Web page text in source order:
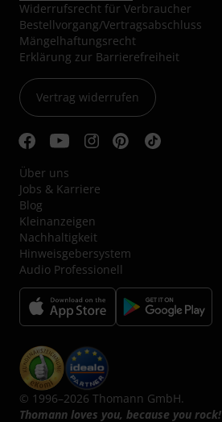
Widerrufsrecht für Verbraucher
Bestellvorgang/Vertragsabschluss
Mängelhaftungsrecht
Erklärung zur Barrierefreiheit
Vertrag widerrufen
Über uns
Jobs & Karriere
Blog
Kleinanzeigen
Nachhaltigkeit
Hinweisgebersystem
Audio Professionell
© 1996–2026 Thomann GmbH.
Thomann loves you, because you rock!